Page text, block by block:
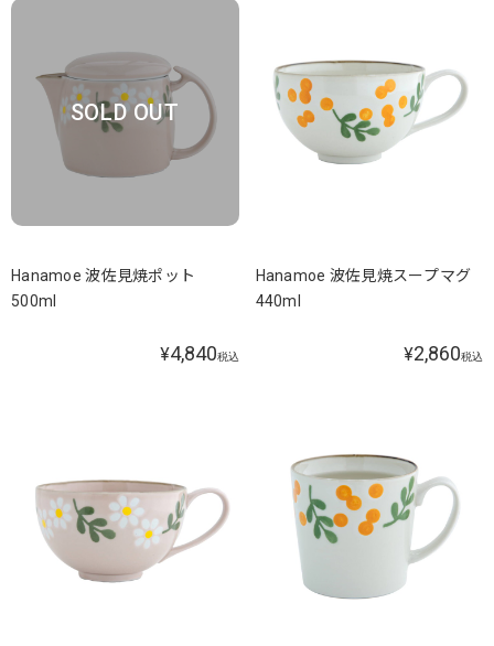
SOLD OUT
Hanamoe 波佐見焼ポット
500ml
¥4,840税込
Hanamoe 波佐見焼スープマグ
440ml
¥2,860税込